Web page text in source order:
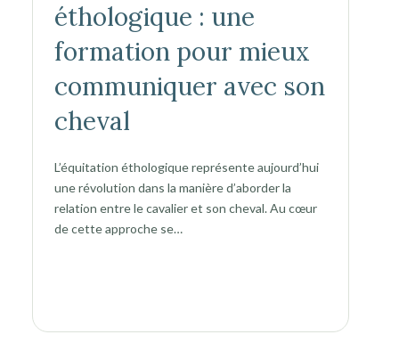
éthologique : une
formation pour mieux
communiquer avec son
cheval
L’équitation éthologique représente aujourd’hui
une révolution dans la manière d’aborder la
relation entre le cavalier et son cheval. Au cœur
de cette approche se…